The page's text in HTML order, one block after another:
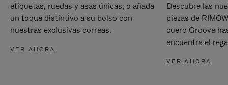
etiquetas, ruedas y asas únicas, o añada
un toque distintivo a su bolso con
nuestras exclusivas correas.
VER AHORA
Descubre las
piezas de
cuero Groove
encuentra el
VER AHORA